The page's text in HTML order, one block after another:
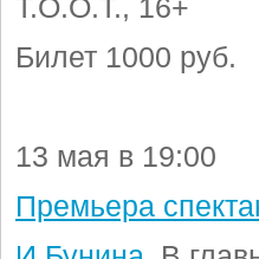
Т.О.О.Т., 16+
Билет 1000 руб.
13 мая в 19:00
Премьера